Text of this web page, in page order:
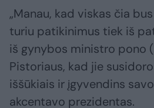
„Manau, kad viskas čia
turiu patikinimus tiek iš
iš gynybos ministro pono
Pistoriaus, kad jie
iššūkiais ir įgyvendins
akcentavo prezidentas.